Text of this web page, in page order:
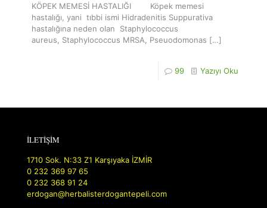
KÖPEK MEMESİ HASTALIĞI Köpek memesi
hastalığı, yani tıbbi ismi Hidradenitis Suppurativa
hastalığına neden olan Staphylococcus
aureus, Staphylococcus MRSA, Pseuodomonas […]
99 Yazıyı Oku
İLETİŞİM
1710 Sok. N:33 Z1 Karşıyaka İZMİR
0 232 369 97 65
0 232 368 91 24
erdogan@herbalisterdogantepeli.com